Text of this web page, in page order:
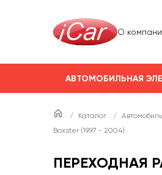
О
АВТОМОБИЛЬНАЯ
/ Каталог /
Boxster (1997 - 2004)
ПЕРЕХОДНАЯ